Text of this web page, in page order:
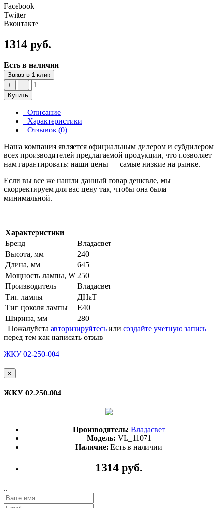
Facebook
Twitter
Вконтакте
1314 руб.
Есть в наличии
Заказ в 1 клик
+
−
Купить
Описание
Характеристики
Отзывов (0)
Наша компания является официальным дилером и субдилером
всех производителей предлагаемой продукции, что позволяет
нам гарантировать: наши цены — самые низкие на рынке.
Если вы все же нашли данный товар дешевле, мы
скорректируем для вас цену так, чтобы она была
минимальной.
Характеристики
Бренд
Владасвет
Высота, мм
240
Длина, мм
645
Мощность лампы, W 250
Производитель
Владасвет
Тип лампы
ДНаТ
Тип цоколя лампы
Е40
Ширина, мм
280
Пожалуйста авторизируйтесь или создайте учетную запись
перед тем как написать отзыв
ЖКУ 02-250-004
×
ЖКУ 02-250-004
Производитель: Владасвет
Модель: VL_11071
Наличие: Есть в наличии
1314 руб.
..